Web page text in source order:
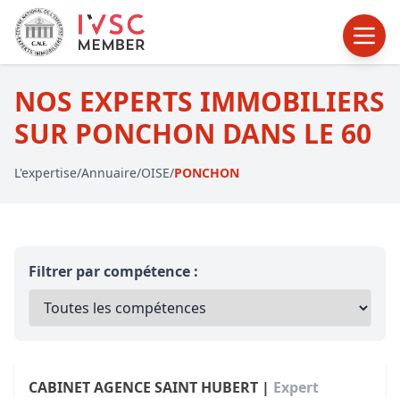
NOS EXPERTS IMMOBILIERS
SUR PONCHON DANS LE 60
L'expertise/Annuaire/OISE/PONCHON
Filtrer par compétence :
CABINET AGENCE SAINT HUBERT | Expert